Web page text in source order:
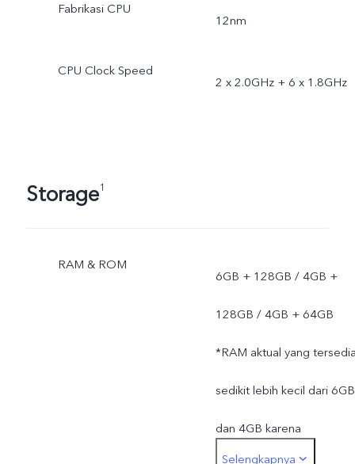
Fabrikasi CPU
12nm
CPU Clock Speed
2 x 2.0GHz + 6 x 1.8GHz
Storage1
RAM & ROM
6GB + 128GB / 4GB +
128GB / 4GB + 64GB
*RAM aktual yang
sedikit lebih kecil dari 6GB
dan 4GB karena
Selengkapnya